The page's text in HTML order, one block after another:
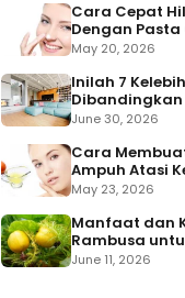
Cara Cepat
Dengan Pasta
May 20, 2026
Inilah 7
Dibandingkan
June 30, 2026
Cara
Ampuh Atasi
May 23, 2026
Manfaat dan
Rambusa
June 11, 2026